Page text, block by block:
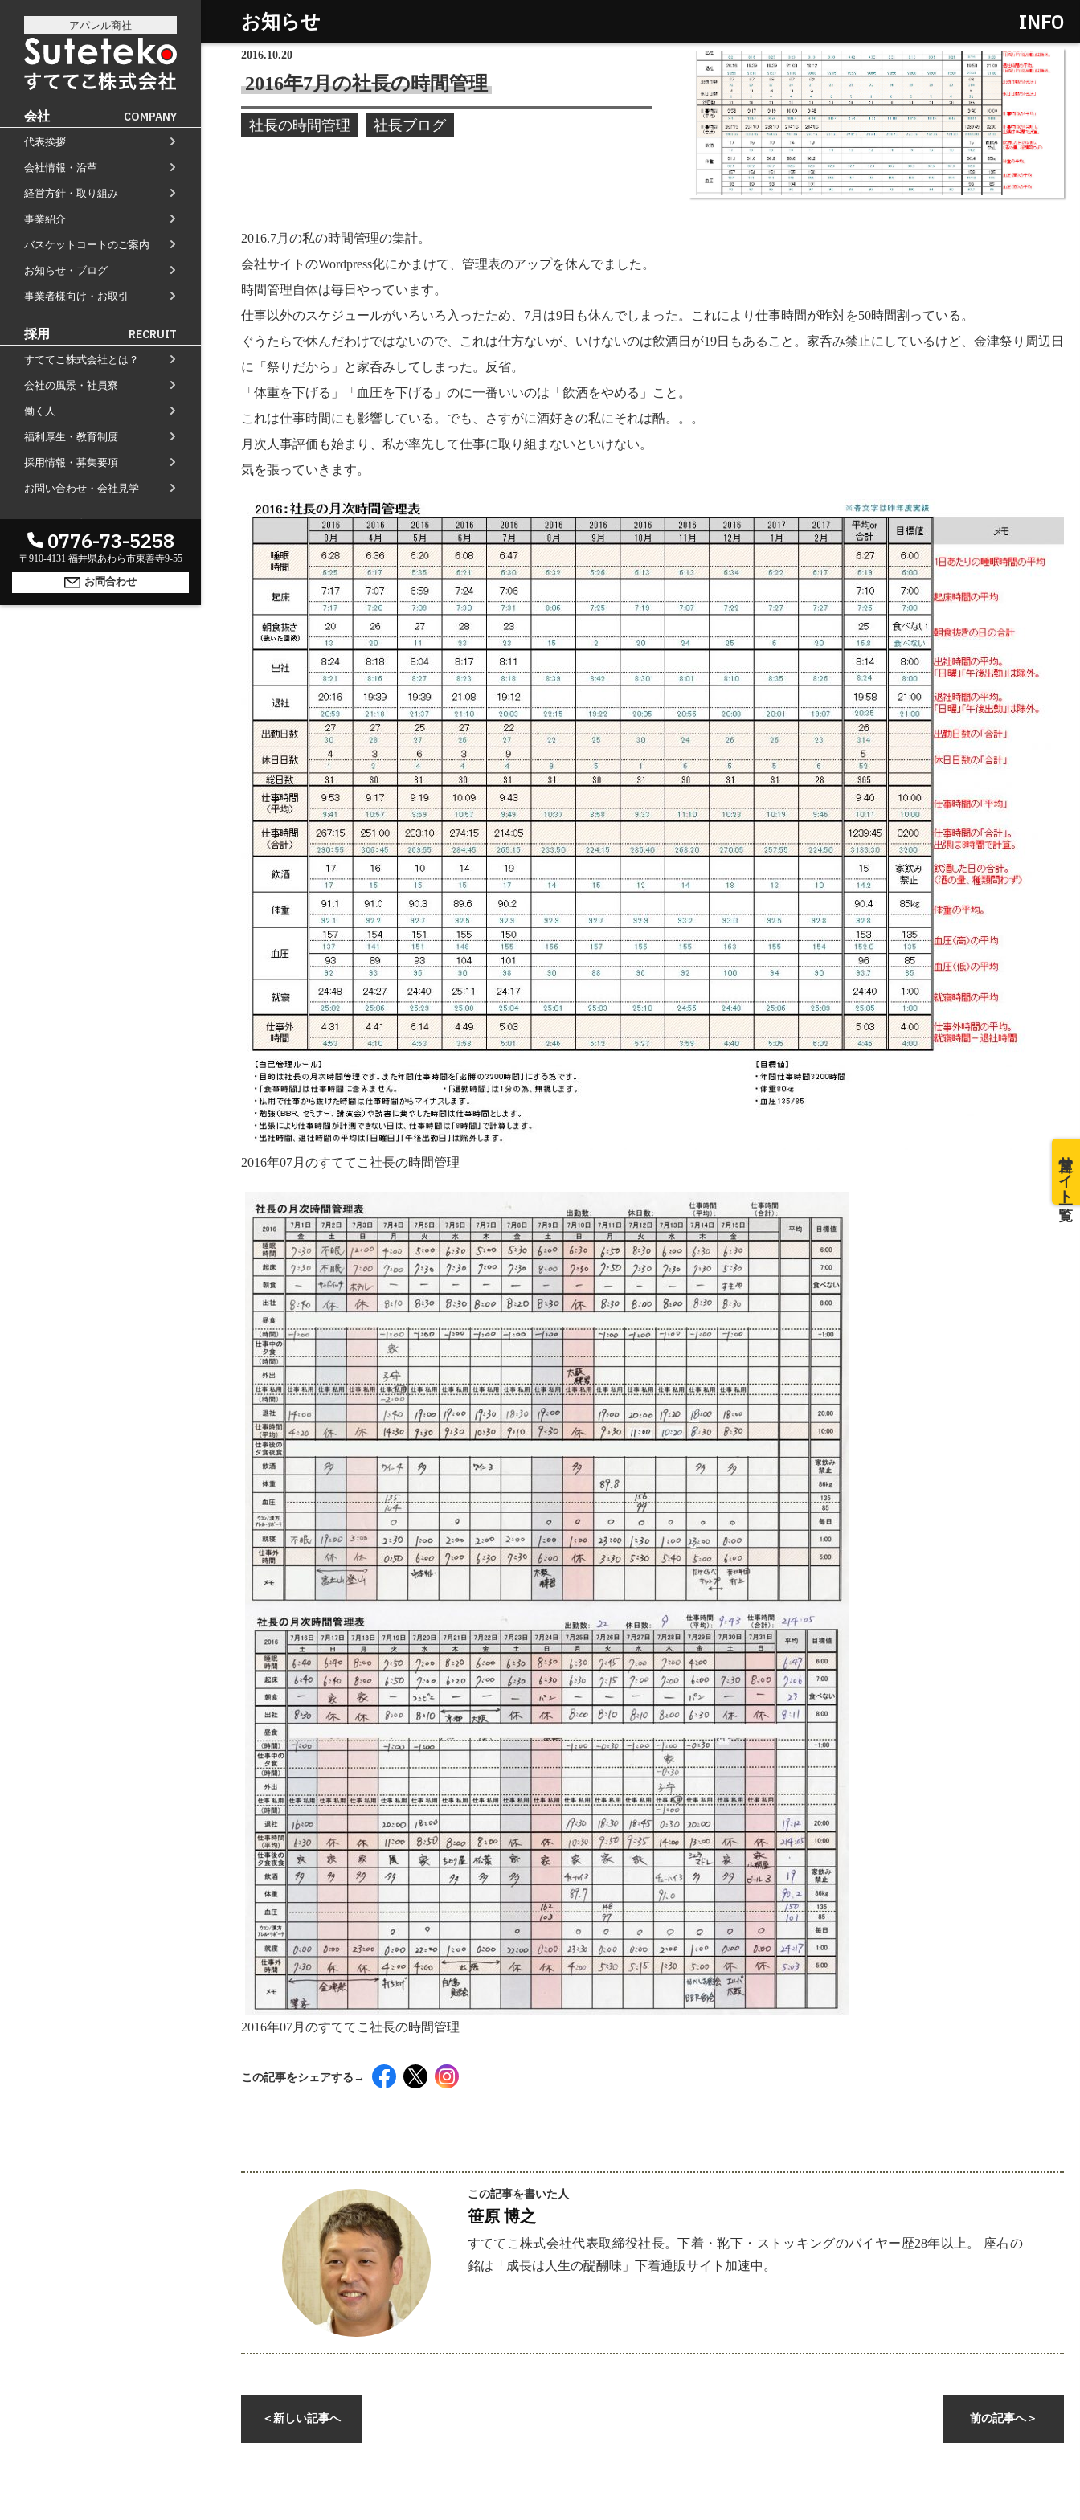
アパレル商社
会社 COMPANY
代表挨拶 社長プロフィール
会社情報・沿革
組織図
経営方針・取り組み
取り組み
事業紹介
自社PB製造販売事業
地域向け学生服販売
バスケットコートのご案内
お知らせ・ブログ お知らせ
メディア掲載
受賞歴
物流センター建設
社長ブログ
事業者様向け・お取引
採用 RECRUIT
すててこ株式会社とは？ AIで見るすててこ
受賞で見るすててこ
数字で見るすててこ
ガイドブックで見るすててこ
会社の風景・社員寮 会社内の風景
成長寮（社員寮）
働く人 斉藤 達也
河合 達也
中本 凛
福利厚生・教育制度 福利厚生
教育制度
採用情報・募集要項 新卒採用
パート採用
周辺施設のご案内
お問い合わせ・会社見学
English
President greeting
Company Information
Corporate philosophy
Private brand products
Seeking new supplier
中文
社长致辞及介绍
自有品牌产品
募集制造公司
0776-73-5258
〒910-4131 福井県あわら市東善寺9-55
お問合わせ
運営サイト一覧
お知らせ INFO
2016.10.20
2016年7月の社長の時間管理
社長の時間管理 社長ブログ
2016.7月の私の時間管理の集計。
会社サイトのWordpress化にかまけて、管理表のアップを休んでました。
時間管理自体は毎日やっています。
仕事以外のスケジュールがいろいろ入ったため、7月は9日も休んでしまった。これにより仕事時間が昨対を50時間割っている。
ぐうたらで休んだわけではないので、これは仕方ないが、いけないのは飲酒日が19日もあること。家呑み禁止にしているけど、金津祭り周辺日
に「祭りだから」と家呑みしてしまった。反省。
「体重を下げる」「血圧を下げる」のに一番いいのは「飲酒をやめる」こと。
これは仕事時間にも影響している。でも、さすがに酒好きの私にそれは酷。。。
月次人事評価も始まり、私が率先して仕事に取り組まないといけない。
気を張っていきます。
2016年07月のすててこ社長の時間管理
2016年07月のすててこ社長の時間管理
この記事をシェアする→
この記事を書いた人
笹原 博之
すててこ株式会社代表取締役社長。下着・靴下・ストッキングのバイヤー歴28年以上。 座右の
銘は「成長は人生の醍醐味」下着通販サイト加速中。
前の記事へ＞
＜ 新しい記事へ